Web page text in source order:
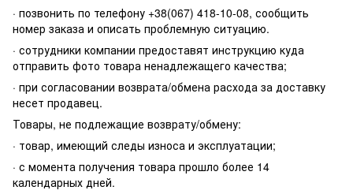
· позвонить по телефону +38(067) 418-10-08, сообщить
номер заказа и описать проблемную ситуацию.
· сотрудники компании предоставят инструкцию куда
отправить фото товара ненадлежащего качества;
· при согласовании возврата/обмена расхода за доставку
несет продавец.
Товары, не подлежащие возврату/обмену:
· товар, имеющий следы износа и эксплуатации;
· с момента получения товара прошло более 14
календарных дней.